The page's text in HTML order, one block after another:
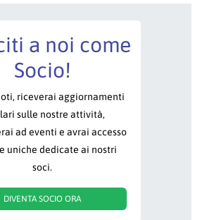
a noi come
Socio!
riceverai aggiornamenti
sulle nostre attività,
ad eventi e avrai accesso
uniche dedicate ai nostri
soci.
DIVENTA SOCIO ORA